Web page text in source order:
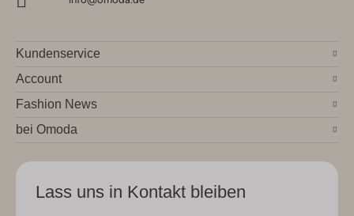
Kundenservice
Account
Fashion News
bei Omoda
Lass uns in Kontakt bleiben